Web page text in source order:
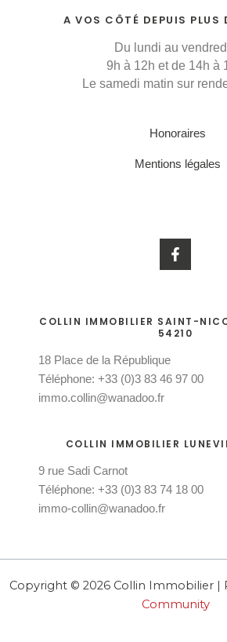
A VOS CÔTÉ DEPUIS PLUS
Du lundi au
9h à 12h et de 14h à
Le samedi matin sur
Honoraires
Mentions légales
F
a
c
o
o
f
COLLIN IMMOBILIER SAINT-
54210
18 Place de la République
Téléphone: +33 (0)3 83 46 97 00
immo.collin@wanadoo.fr
COLLIN IMMOBILIER
9 rue Sadi Carnot
Téléphone: +33 (0)3 83 74 18 00
immo-collin@wanadoo.fr
Copyright © 2026 Collin Immobilier |
Community